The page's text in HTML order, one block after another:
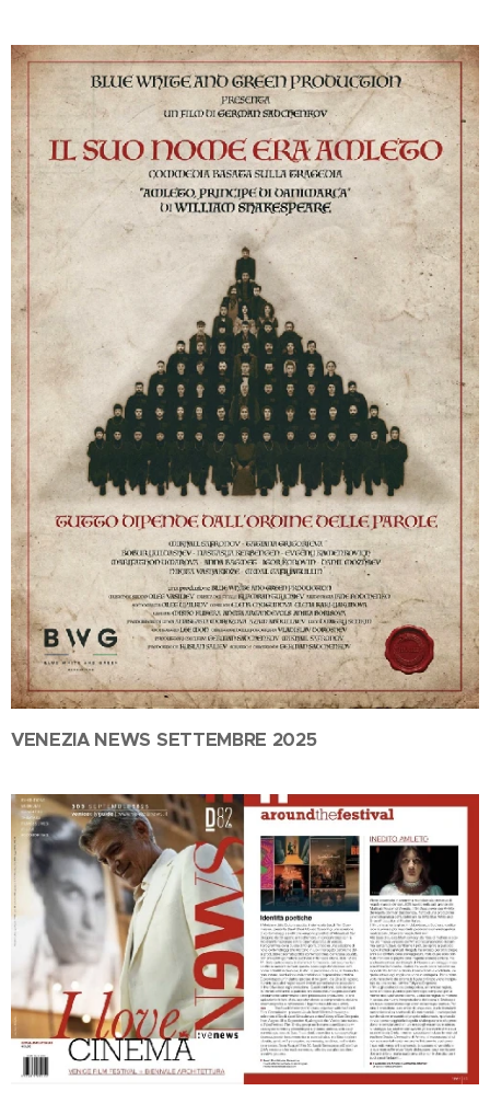
VENEZIA NEWS SETTEMBRE 2025